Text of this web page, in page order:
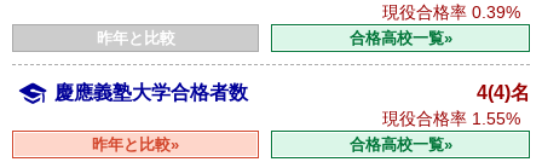
現役合格率 0.39%
昨年と比較 合格高校一覧»
慶應義塾大学合格者数 4(4)名
現役合格率 1.55%
昨年と比較» 合格高校一覧»